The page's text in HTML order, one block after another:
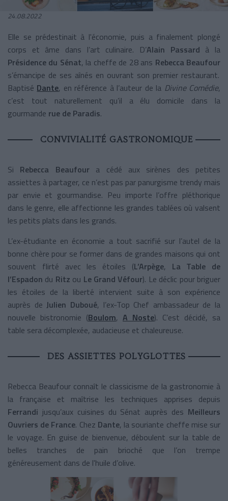
24.08.2022
Elle se prédestinait à l'économie, puis a finalement plongé
corps et âme dans l’art culinaire. D’Alain Passard à la
Présidence du Sénat, la cheffe de 28 ans Rebecca Beaufour
s’émancipe de ses aînés en ouvrant son premier restaurant.
Baptisé Dante, en référence à l’auteur de la Divine Comédie,
c’est tout naturellement qu’il a élu domicile dans la
gourmande rue de Paradis.
CONVIVIALITÉ GASTRONOMIQUE
Si Rebecca Beaufoura cédé aux sirènes des petites
assiettes à partager, ce n’est pas par panurgisme trendy mais
par envie et gourmandise. Peu importe l’offre pléthorique
dans le genre, elle affectionne les grandes tablées où valsent
les petits plats dans les grands.
L’ex-étudiante en économie a tout sacrifié sur l’autel de la
bonne chère pour se former dans de grandes maisons qui ont
souvent flirté avec les étoiles (L’Arpège, La Table de
l’Espadon du Ritz ou Le Grand Véfour). Le déclic pour briguer
les étoiles de la liberté intervient suite à son expérience
auprès de Julien Duboué, l’ex-Top Chef ambassadeur de la
nouvelle bistronomie (Boulom, A Noste). C’est décidé, sa
table sera décomplexée, audacieuse et chaleureuse.
DES ASSIETTES POLYGLOTTES
Rebecca Beaufour connaît le classicisme de la gastronomie à
la française et maîtrise les techniques apprises depuis
Ferrandi jusqu’aux cuisines du Sénat auprès des Meilleurs
Ouvriers de France. Chez Dante, la souriante cheffe mise sur
le voyage. En guise de bienvenue, déboulent sur la table de
belles tranches de pain brioché que l’on trempe
généreusement dans de l'huile d’olive.